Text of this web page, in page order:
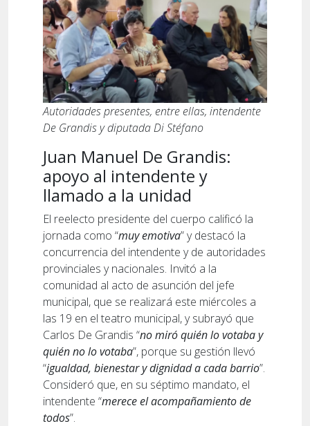
Autoridades presentes, entre ellas, intendente
De Grandis y diputada Di Stéfano
Juan Manuel De Grandis:
apoyo al intendente y
llamado a la unidad
El reelecto presidente del cuerpo calificó la
jornada como “muy emotiva” y destacó la
concurrencia del intendente y de autoridades
provinciales y nacionales. Invitó a la
comunidad al acto de asunción del jefe
municipal, que se realizará este miércoles a
las 19 en el teatro municipal, y subrayó que
Carlos De Grandis “no miró quién lo votaba y
quién no lo votaba”, porque su gestión llevó
“igualdad, bienestar y dignidad a cada barrio”.
Consideró que, en su séptimo mandato, el
intendente “merece el acompañamiento de
todos”.